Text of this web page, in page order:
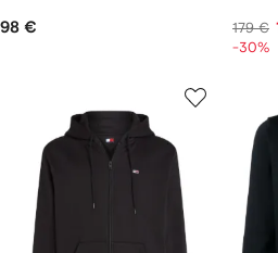
98 € 179 €
-30%